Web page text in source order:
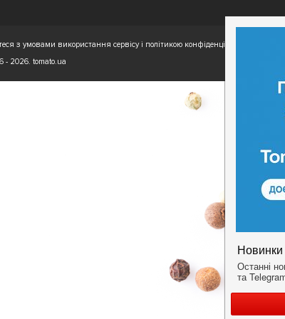
з умовами використання сервісу і політикою конфіденційності.
- 2026. tomato.ua